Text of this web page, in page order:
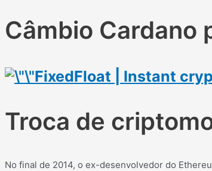
Câmbio Cardano
FixedFloat | Instant
Troca de
No final de 2014, o ex-desenvolvedor do